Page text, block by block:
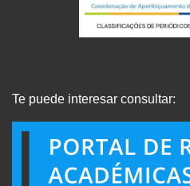
Te puede interesar consultar: